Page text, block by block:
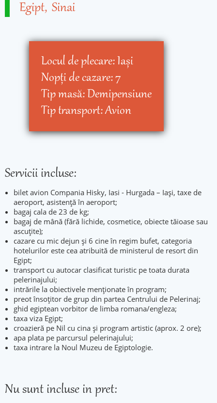
Egipt Sinai
Locul de plecare:Iaşi
Nopţi de cazare:7
Tip masă:Demipensiune
Tip transport:Avion
Servicii incluse:
bilet avion Compania Hisky, Iasi - Hurgada – Iași, taxe de
aeroport, asistenţă în aeroport;
bagaj cala de 23 de kg;
bagaj de mână (fără lichide, cosmetice, obiecte tăioase sau
ascuţite);
cazare cu mic dejun și 6 cine în regim bufet, categoria
hotelurilor este cea atribuită de ministerul de resort din
Egipt;
transport cu autocar clasificat turistic pe toata durata
pelerinajului;
intrările la obiectivele menționate în program;
preot însoțitor de grup din partea Centrului de Pelerinaj;
ghid egiptean vorbitor de limba romana/engleza;
taxa viza Egipt;
croazieră pe Nil cu cina și program artistic (aprox. 2 ore);
apa plata pe parcursul pelerinajului;
taxa intrare la Noul Muzeu de Egiptologie.
Nu sunt incluse in pret: